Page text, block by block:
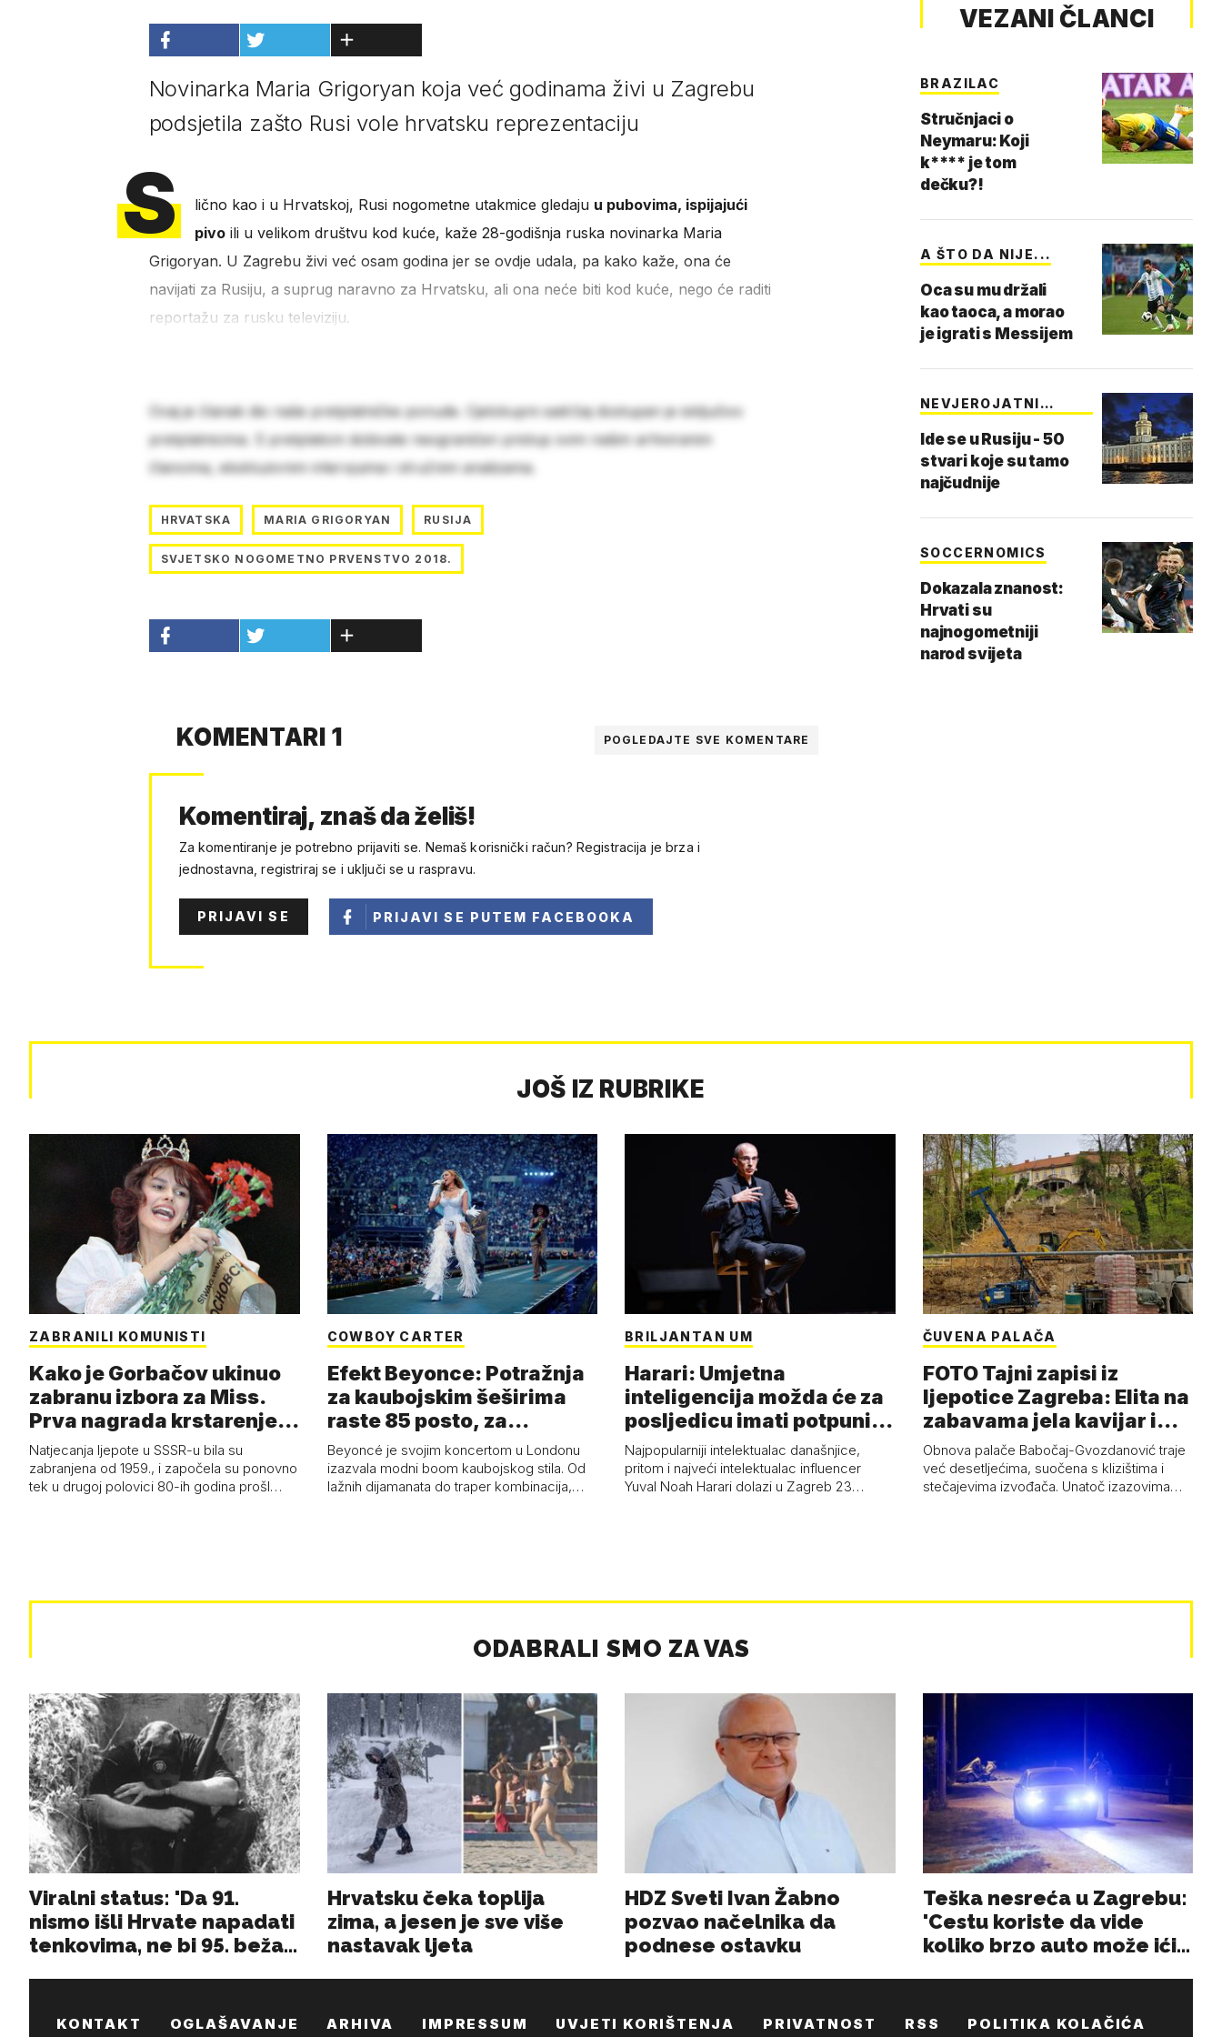
Novinarka Maria Grigoryan koja već godinama živi u Zagrebu
podsjetila zašto Rusi vole hrvatsku reprezentaciju
S lično kao i u Hrvatskoj, Rusi nogometne utakmice gledaju u pubovima, ispijajući
pivoili u velikom društvu kod kuće, kaže 28-godišnja ruska novinarka Maria
Grigoryan. U Zagrebu živi već osam godina jer se ovdje udala, pa kako kaže, ona će
navijati za Rusiju, a suprug naravno za Hrvatsku, ali ona neće biti kod kuće, nego će raditi
reportažu za rusku televiziju.
Ovaj je članak dio naše pretplatničke ponude. Cjelokupni sadržaj dostupan je isključivo
pretplatnicima. S pretplatom dobivate neograničen pristup svim našim arhiviranim
člancima, ekskluzivnim intervjuima i stručnim analizama.
HRVATSKA MARIA GRIGORYAN RUSIJA
SVJETSKO NOGOMETNO PRVENSTVO 2018.
KOMENTARI 1 POGLEDAJTE SVE KOMENTARE
Komentiraj, znaš da želiš!
Za komentiranje je potrebno prijaviti se. Nemaš korisnički račun? Registracija je brza i
jednostavna, registriraj se i uključi se u raspravu.
PRIJAVI SE PRIJAVI SE PUTEM FACEBOOKA
VEZANI ČLANCI
BRAZILAC
Stručnjaci o
Neymaru: Koji
k**** je tom
dečku?!
A ŠTO DA NIJE...
Oca su mu držali
kao taoca, a morao
je igrati s Messijem
NEVJEROJATNI
Ide se u Rusiju - 50
stvari koje su tamo
najčudnije
SOCCERNOMICS
Dokazala znanost:
Hrvati su
najnogometniji
narod svijeta
JOŠ IZ RUBRIKE
ZABRANILI KOMUNISTI
Kako je Gorbačov ukinuo
zabranu izbora za Miss.
Prva nagrada krstarenje
Jadran…
Natjecanja ljepote u SSSR-u bila su
zabranjena od 1959., i započela su ponovno
tek u drugoj polovici 80-ih godina prošl…
COWBOY CARTER
Efekt Beyonce: Potražnja
za kaubojskim šeširima
raste 85 posto, za
čizmama 53 p…
Beyoncé je svojim koncertom u Londonu
izazvala modni boom kaubojskog stila. Od
lažnih dijamanata do traper kombinacija,…
BRILJANTAN UM
Harari: Umjetna
inteligencija možda će za
posljedicu imati potpuni
kolaps čovje…
Najpopularniji intelektualac današnjice,
pritom i najveći intelektualac influencer
Yuval Noah Harari dolazi u Zagreb 23…
ČUVENA PALAČA
FOTO Tajni zapisi iz
ljepotice Zagreba: Elita na
zabavama jela kavijar i
pud…
Obnova palače Babočaj-Gvozdanović traje
već desetljećima, suočena s klizištima i
stečajevima izvođača. Unatoč izazovima…
KONTAKT OGLAŠAVANJE ARHIVA IMPRESSUM UVJETI KORIŠTENJA PRIVATNOST RSS POLITIKA KOLAČIĆA